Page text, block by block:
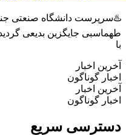
دانشگاه صنعتی جندی
جایگزین بدیعی گردید
اخبار
گوناگون
اخبار
گوناگون
سریع